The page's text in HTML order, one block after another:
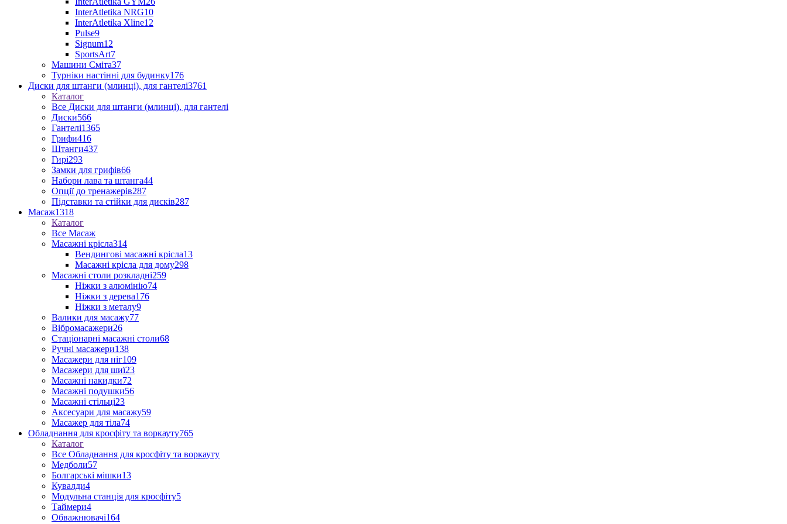
InterAtletika NRG10
InterAtletika Xline12
Pulse9
Signum12
SportsArt7
Машини Сміта37
Турніки настінні для будинку176
Диски для штанги (млинці), для гантелі3761
Каталог
Все Диски для штанги (млинці), для гантелі
Диски566
Гантелі1365
Грифи416
Штанги437
Гирі293
Замки для грифів66
Набори лава та штанга44
Опції до тренажерів287
Підставки та стійки для дисків287
Масаж1318
Каталог
Все Масаж
Масажні крісла314
Вендингові масажні крісла13
Масажні крісла для дому298
Масажні столи розкладні259
Ніжки з алюмінію74
Ніжки з дерева176
Ніжки з металу9
Валики для масажу77
Вібромасажери26
Стаціонарні масажні столи68
Ручні масажери138
Масажери для ніг109
Масажери для шиї23
Масажні накидки72
Масажні подушки56
Масажні стільці23
Аксесуари для масажу59
Масажер для тіла74
Обладнання для кросфіту та воркауту765
Каталог
Все Обладнання для кросфіту та воркауту
Медболи57
Болгарські мішки13
Кувалди4
Модульна станція для кросфіту5
Таймери4
Обважнювачі164